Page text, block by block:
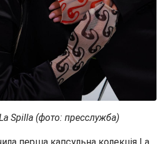
Spilla (фото: пресслужба)